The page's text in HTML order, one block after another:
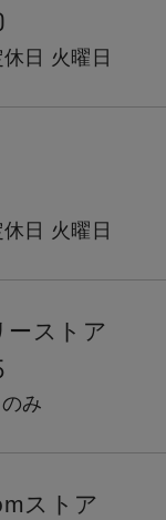
休日 火曜日
休日 火曜日
ーストア
み
ストア